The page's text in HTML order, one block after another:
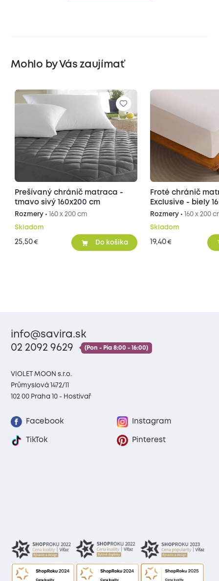
Mohlo by Vás zaujímať
Prešívaný chránič matraca -
tmavo sivý 160x200 cm
Rozmery • 160 x 200 cm
Skladom
25,50€ Do košíka
Froté chránič
Exclusive - biely
Rozmery • 160 x 200
Skladom
19,40€
info@savira.sk
02 2092 9629
(Pon - Pia 8:00 - 16:00)
VIOLET MOON s.r.o.
Průmyslová 1472/11
102 00 Praha 10 - Hostivař
Facebook Instagram
TikTok Pinterest